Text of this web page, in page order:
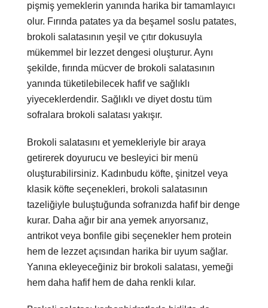
pişmiş yemeklerin yanında harika bir tamamlayıcı
olur. Fırında patates ya da beşamel soslu patates,
brokoli salatasının yeşil ve çıtır dokusuyla
mükemmel bir lezzet dengesi oluşturur. Aynı
şekilde, fırında mücver de brokoli salatasının
yanında tüketilebilecek hafif ve sağlıklı
yiyeceklerdendir. Sağlıklı ve diyet dostu tüm
sofralara brokoli salatası yakışır.
Brokoli salatasını et yemekleriyle bir araya
getirerek doyurucu ve besleyici bir menü
oluşturabilirsiniz. Kadınbudu köfte, şinitzel veya
klasik köfte seçenekleri, brokoli salatasının
tazeliğiyle buluştuğunda sofranızda hafif bir denge
kurar. Daha ağır bir ana yemek arıyorsanız,
antrikot veya bonfile gibi seçenekler hem protein
hem de lezzet açısından harika bir uyum sağlar.
Yanına ekleyeceğiniz bir brokoli salatası, yemeği
hem daha hafif hem de daha renkli kılar.